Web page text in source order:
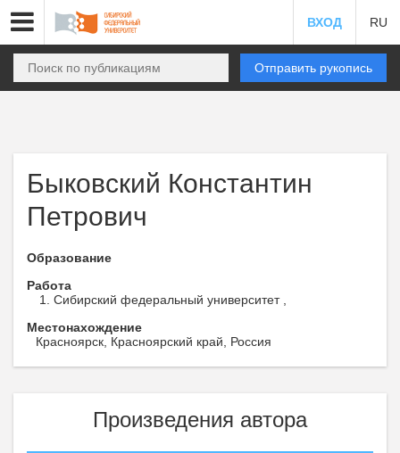
ВХОД RU
Отправить рукопись
Быковский Константин
Петрович
Образование
Работа
Сибирский федеральный университет ,
Местонахождение
Красноярск, Красноярский край, Россия
Произведения автора